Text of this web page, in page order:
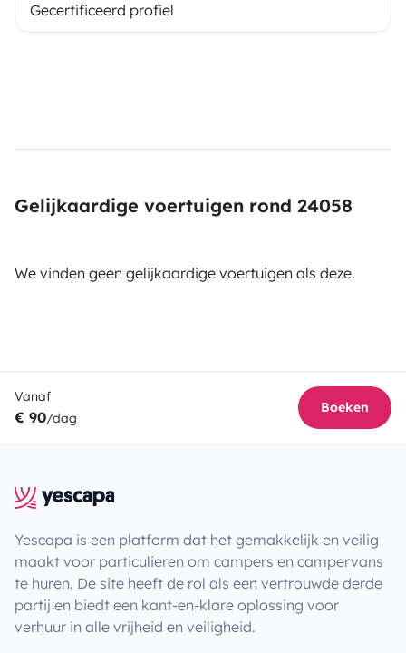
Gecertificeerd profiel
Gelijkaardige voertuigen rond 24058
We vinden geen gelijkaardige voertuigen als deze.
Vanaf
€ 90/dag
Boeken
Yescapa is een platform dat het gemakkelijk en veilig
maakt voor particulieren om campers en campervans
te huren. De site heeft de rol als een vertrouwde derde
partij en biedt een kant-en-klare oplossing voor
verhuur in alle vrijheid en veiligheid.